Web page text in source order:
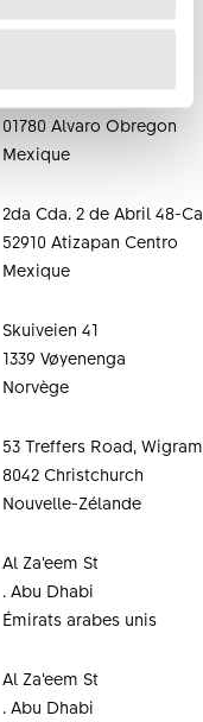
Av. Toluca 373, Int. 1C
01780 Alvaro Obregon
Mexique
2da Cda. 2 de Abril 48-
52910 Atizapan Centro
Mexique
Skuiveien 41
1339 Vøyenenga
Norvège
53 Treffers Road, Wigram
8042 Christchurch
Nouvelle-Zélande
Al Za’eem St
. Abu Dhabi
Émirats arabes unis
Al Za’eem St
. Abu Dhabi